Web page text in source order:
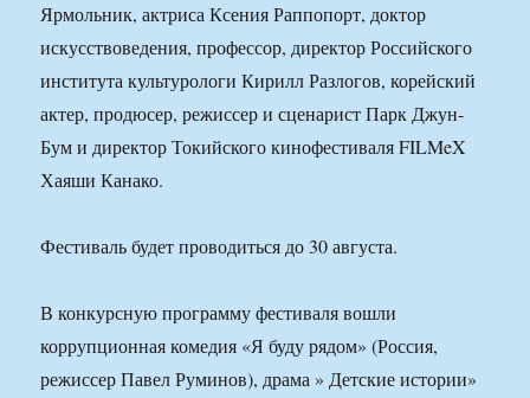
Ярмольник, актриса Ксения Раппопорт, доктор
искусствоведения, профессор, директор Российского
института культурологи Кирилл Разлогов, корейский
актер, продюсер, режиссер и сценарист Парк Джун-
Бум и директор Токийского кинофестиваля FILMeX
Хаяши Канако.
Фестиваль будет проводиться до 30 августа.
В конкурсную программу фестиваля вошли
коррупционная комедия «Я буду рядом» (Россия,
режиссер Павел Руминов), драма » Детские истории»